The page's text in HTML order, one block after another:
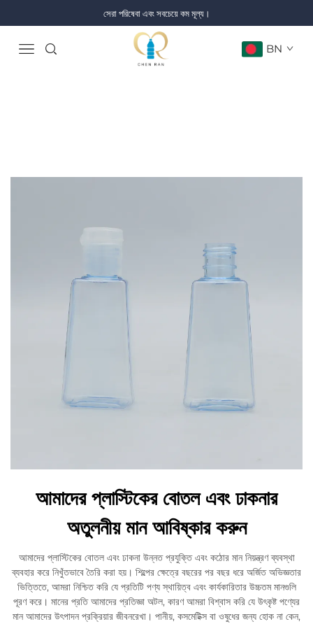
সেরা পরিষেবা এবং সবচেয়ে কম মূল্য।
BN
আমাদের প্লাস্টিকের বোতল এবং ঢাকনার
অতুলনীয় মান আবিষ্কার করুন
আমাদের প্লাস্টিকের বোতল এবং ঢাকনা উন্নত প্রযুক্তি এবং কঠোর মান নিয়ন্ত্রণ ব্যবস্থা
ব্যবহার করে নিখুঁতভাবে তৈরি করা হয়। শিল্পের ক্ষেত্রে বছরের পর বছর ধরে অর্জিত অভিজ্ঞতার
ভিত্তিতে, আমরা নিশ্চিত করি যে প্রতিটি পণ্য স্থায়িত্ব এবং কার্যকারিতার উচ্চতম মানগুলি
পূরণ করে। মানের প্রতি আমাদের প্রতিজ্ঞা অটল, কারণ আমরা বিশ্বাস করি যে উৎকৃষ্ট পণ্যের
মান আমাদের উৎপাদন প্রক্রিয়ার জীবনরেখা। পানীয়, কসমেটিক্স বা ওষুধের জন্য হোক না কেন,